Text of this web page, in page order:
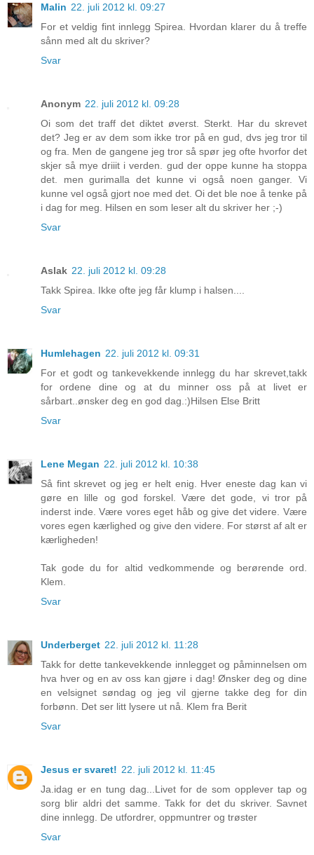
Malin 22. juli 2012 kl. 09:27
For et veldig fint innlegg Spirea. Hvordan klarer du å treffe
sånn med alt du skriver?
Svar
Anonym 22. juli 2012 kl. 09:28
Oi som det traff det diktet øverst. Sterkt. Har du skrevet
det? Jeg er av dem som ikke tror på en gud, dvs jeg tror til
og fra. Men de gangene jeg tror så spør jeg ofte hvorfor det
skjer så mye driiit i verden. gud der oppe kunne ha stoppa
det. men gurimalla det kunne vi også noen ganger. Vi
kunne vel også gjort noe med det. Oi det ble noe å tenke på
i dag for meg. Hilsen en som leser alt du skriver her ;-)
Svar
Aslak 22. juli 2012 kl. 09:28
Takk Spirea. Ikke ofte jeg får klump i halsen....
Svar
Humlehagen 22. juli 2012 kl. 09:31
For et godt og tankevekkende innlegg du har skrevet,takk
for ordene dine og at du minner oss på at livet er
sårbart..ønsker deg en god dag.:)Hilsen Else Britt
Svar
Lene Megan 22. juli 2012 kl. 10:38
Så fint skrevet og jeg er helt enig. Hver eneste dag kan vi
gøre en lille og god forskel. Være det gode, vi tror på
inderst inde. Være vores eget håb og give det videre. Være
vores egen kærlighed og give den videre. For størst af alt er
kærligheden!
Tak gode du for altid vedkommende og berørende ord.
Klem.
Svar
Underberget 22. juli 2012 kl. 11:28
Takk for dette tankevekkende innlegget og påminnelsen om
hva hver og en av oss kan gjøre i dag! Ønsker deg og dine
en velsignet søndag og jeg vil gjerne takke deg for din
forbønn. Det ser litt lysere ut nå. Klem fra Berit
Svar
Jesus er svaret! 22. juli 2012 kl. 11:45
Ja.idag er en tung dag...Livet for de som opplever tap og
sorg blir aldri det samme. Takk for det du skriver. Savnet
dine innlegg. De utfordrer, oppmuntrer og trøster
Svar